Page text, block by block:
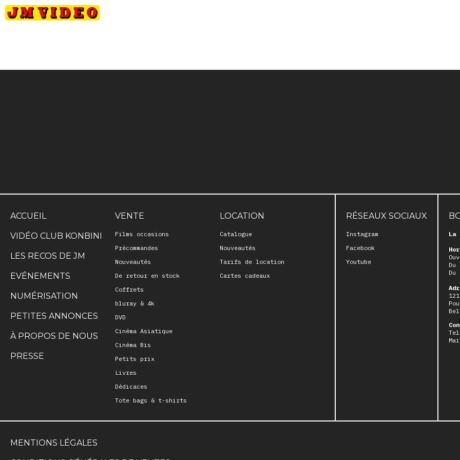
ACCUEIL VENTE
Films occasions
Précommandes
Nouveautés
De retour en stock
Coffrets
bluray & 4k
DVD
Cinéma Asiatique
Cinéma Bis
Petits prix
Livres
Dédicaces
Tote bags & t-shirts
LOCATION
Catalogue
Nouveautés
Tarifs de location
Cartes cadeaux
VIDÉO CLUB KONBINI
LES RECOS DE JM
EVÉNEMENTS
NUMÉRISATION
PETITES ANNONCES
À PROPOS DE NOUS
PRESSE
RÉSEAUX SOCIAUX
Instagram
Facebook
Youtube
La
MENTIONS LÉGALES